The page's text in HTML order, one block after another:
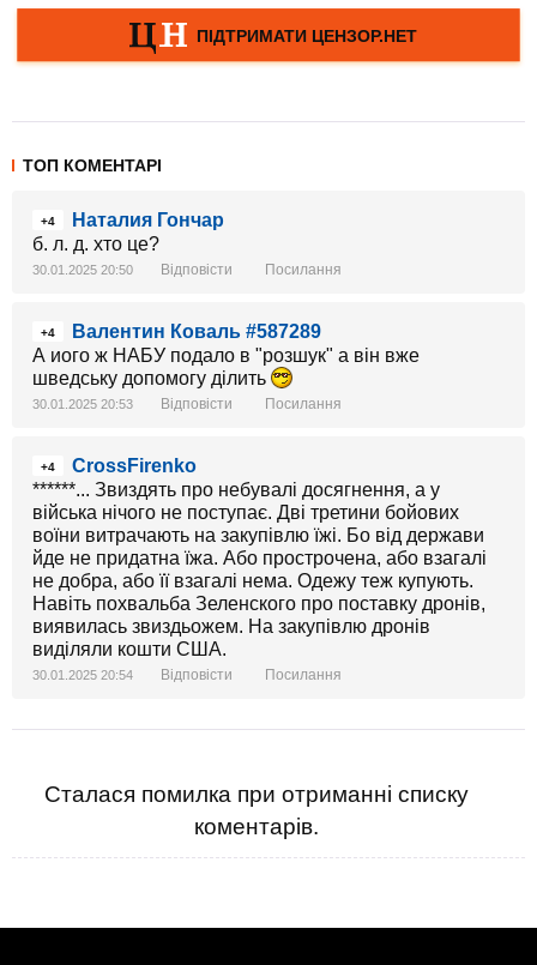
ТОП КОМЕНТАРІ
+4
Наталия Гончар
б. л. д. хто це?
30.01.2025 20:50 Відповісти Посилання
+4
Валентин Коваль #587289
А иого ж НАБУ подало в "розшук" а він вже
шведську допомогу ділить
30.01.2025 20:53 Відповісти Посилання
+4
CrossFirenko
******... Звиздять про небувалі досягнення, а у
війська нічого не поступає. Дві третини бойових
воїни витрачають на закупівлю їжі. Бо від держави
йде не придатна їжа. Або прострочена, або взагалі
не добра, або її взагалі нема. Одежу теж купують.
Навіть похвальба Зеленского про поставку дронів,
виявилась звиздьожем. На закупівлю дронів
виділяли кошти США.
30.01.2025 20:54 Відповісти Посилання
Сталася помилка при отриманні списку
коментарів.